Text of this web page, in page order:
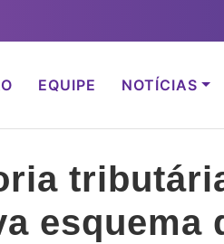
EQUIPE NOTÍCIAS
esquema